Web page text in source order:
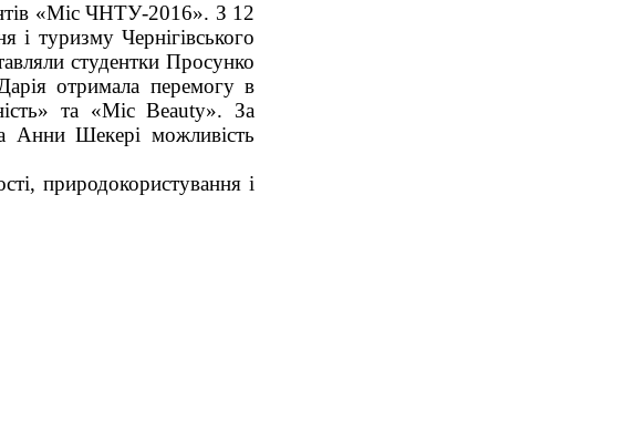
«Міс ЧНТУ-2016». З 12
і туризму Чернігівського
студентки Просунко
отримала перемогу в
та «Міс Beauty». За
Анни Шекері можливість
природокористування і